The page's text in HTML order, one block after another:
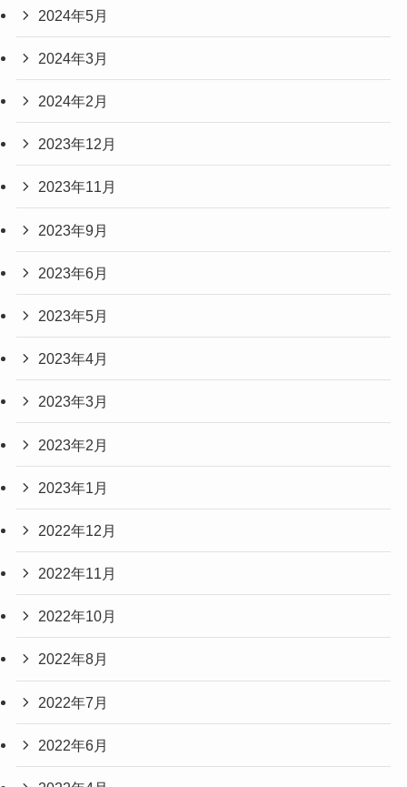
2024年5月
2024年3月
2024年2月
2023年12月
2023年11月
2023年9月
2023年6月
2023年5月
2023年4月
2023年3月
2023年2月
2023年1月
2022年12月
2022年11月
2022年10月
2022年8月
2022年7月
2022年6月